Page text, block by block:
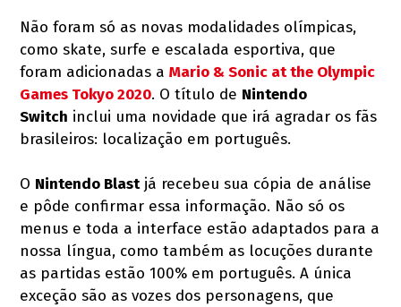
Não foram só as novas modalidades olímpicas,
como skate, surfe e escalada esportiva, que
foram adicionadas aMario & Sonic at the Olympic
Games Tokyo 2020. O título de Nintendo
Switch inclui uma novidade que irá agradar os fãs
brasileiros: localização em português.
O Nintendo Blastjá recebeu sua cópia de análise
e pôde confirmar essa informação. Não só os
menus e toda a interface estão adaptados para a
nossa língua, como também as locuções durante
as partidas estão 100% em português. A única
exceção são as vozes dos personagens, que